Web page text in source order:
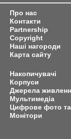
Про нас
Контакти
Partnership
Copyright
Наші нагороди
Карта сайту
Накопичувачі
Корпуси
Джерела
Мультимедіа
Цифрове фото та
Монітори